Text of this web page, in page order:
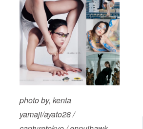
photo by, kenta
yamaji/ayato28 /